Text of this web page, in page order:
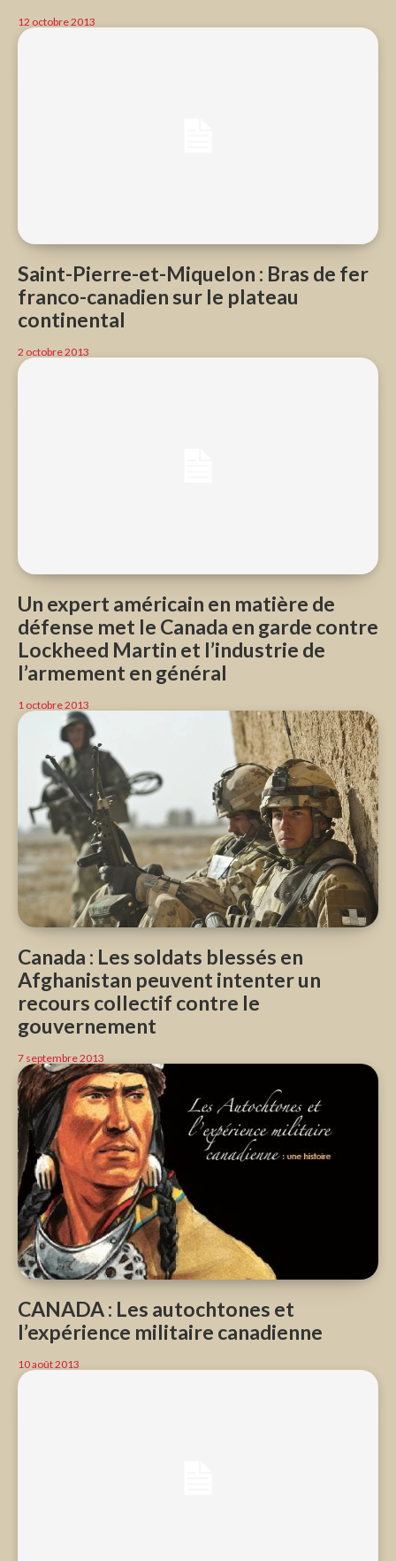
12 octobre 2013
Saint-Pierre-et-Miquelon : Bras de fer
franco-canadien sur le plateau
continental
2 octobre 2013
Un expert américain en matière de
défense met le Canada en garde contre
Lockheed Martin et l’industrie de
l’armement en général
1 octobre 2013
Canada : Les soldats blessés en
Afghanistan peuvent intenter un
recours collectif contre le
gouvernement
7 septembre 2013
CANADA : Les autochtones et
l’expérience militaire canadienne
10 août 2013